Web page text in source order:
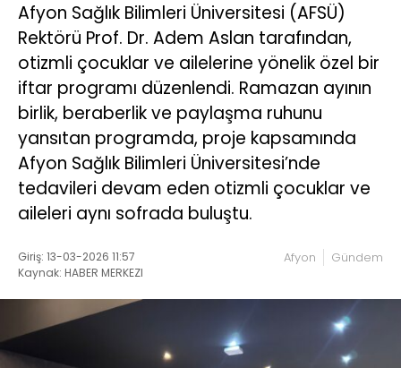
Afyon Sağlık Bilimleri Üniversitesi (AFSÜ)
Rektörü Prof. Dr. Adem Aslan tarafından,
otizmli çocuklar ve ailelerine yönelik özel bir
iftar programı düzenlendi. Ramazan ayının
birlik, beraberlik ve paylaşma ruhunu
yansıtan programda, proje kapsamında
Afyon Sağlık Bilimleri Üniversitesi’nde
tedavileri devam eden otizmli çocuklar ve
aileleri aynı sofrada buluştu.
Giriş: 13-03-2026 11:57
Kaynak: HABER MERKEZI
Afyon Gündem